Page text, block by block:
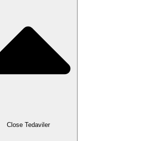
Close Tedaviler